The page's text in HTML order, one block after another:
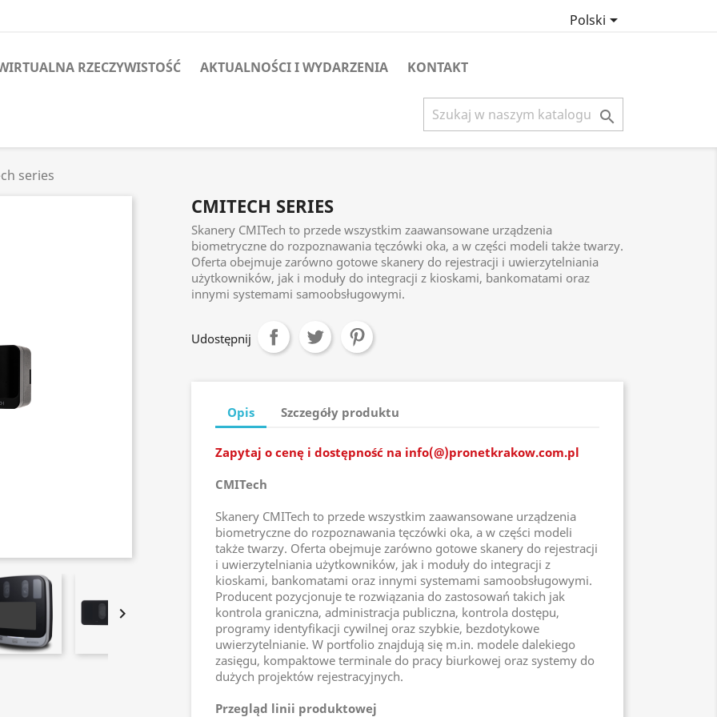
Polski
RZECZYWISTOŚĆ AKTUALNOŚCI I WYDARZENIA KONTAKT

series

CMITECH SERIES
Skanery CMITech to przede wszystkim zaawansowane urządzenia
biometryczne do rozpoznawania tęczówki oka, a w części modeli także twarzy.
Oferta obejmuje zarówno gotowe skanery do rejestracji i uwierzytelniania
użytkowników, jak i moduły do integracji z kioskami, bankomatami oraz
innymi systemami samoobsługowymi.
Udostępnij
Opis Szczegóły produktu
Zapytaj o cenę i dostępność na info(@)pronetkrakow.com.pl
CMITech
Skanery CMITech to przede wszystkim zaawansowane urządzenia
biometryczne do rozpoznawania tęczówki oka, a w części modeli
także twarzy. Oferta obejmuje zarówno gotowe skanery do rejestracji
i uwierzytelniania użytkowników, jak i moduły do integracji z
kioskami, bankomatami oraz innymi systemami samoobsługowymi.
Producent pozycjonuje te rozwiązania do zastosowań takich jak
kontrola graniczna, administracja publiczna, kontrola dostępu,
programy identyfikacji cywilnej oraz szybkie, bezdotykowe
uwierzytelnianie. W portfolio znajdują się m.in. modele dalekiego
zasięgu, kompaktowe terminale do pracy biurkowej oraz systemy do
dużych projektów rejestracyjnych.
Przegląd linii produktowej